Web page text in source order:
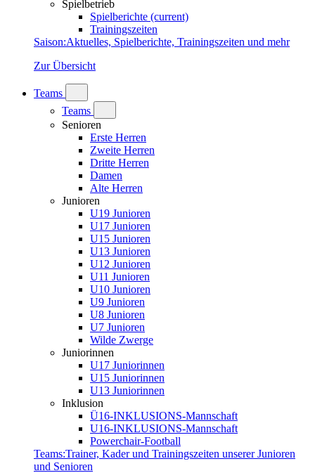
Spielbetrieb
Spielberichte (current)
Trainingszeiten
Saison:Aktuelles, Spielberichte, Trainingszeiten und mehr
Zur Übersicht
Teams
Teams
Senioren
Erste Herren
Zweite Herren
Dritte Herren
Damen
Alte Herren
Junioren
U19 Junioren
U17 Junioren
U15 Junioren
U13 Junioren
U12 Junioren
U11 Junioren
U10 Junioren
U9 Junioren
U8 Junioren
U7 Junioren
Wilde Zwerge
Juniorinnen
U17 Juniorinnen
U15 Juniorinnen
U13 Juniorinnen
Inklusion
Ü16-INKLUSIONS-Mannschaft
U16-INKLUSIONS-Mannschaft
Powerchair-Football
Teams:Trainer, Kader und Trainingszeiten unserer Junioren
und Senioren